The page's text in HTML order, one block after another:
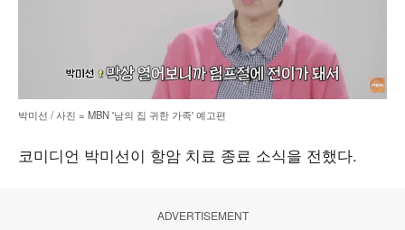
박미선 / 사진 = MBN '남의 집 귀한 가족' 예고편
코미디언 박미선이 항암 치료 종료 소식을 전했다.
ADVERTISEMENT